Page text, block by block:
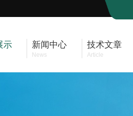
示 新闻中心
News
技术文章
Article